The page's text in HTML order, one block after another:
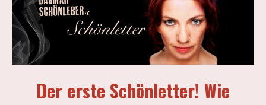
Der erste Schönletter! Wie